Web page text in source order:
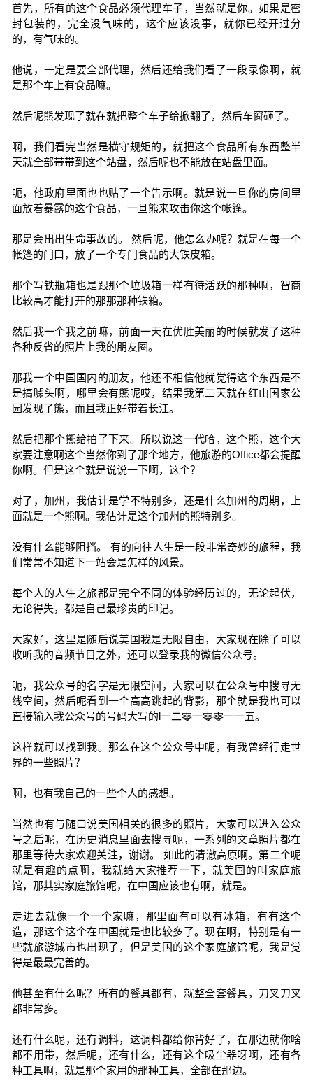
首先，所有的这个食品必须代理车子，当然就是你。如果是密
封包装的，完全没气味的，这个应该没事，就你已经开过分
的，有气味的。
他说，一定是要全部代理，然后还给我们看了一段录像啊，就
是那个车上有食品嘛。
然后呢熊发现了就在就把整个车子给掀翻了，然后车窗砸了。
啊，我们看完当然是横守规矩的，就把这个食品所有东西整半
天就全部带带到这个站盘，然后呢也不能放在站盘里面。
呃，他政府里面也也贴了一个告示啊。就是说一旦你的房间里
面放着暴露的这个食品，一旦熊来攻击你这个帐篷。
那是会出出生命事故的。 然后呢，他怎么办呢？就是在每一个
帐篷的门口，放了一个专门食品的大铁皮箱。
那个写铁瓶箱也是跟那个垃圾箱一样有待活跃的那种啊，智商
比较高才能打开的那那那种铁箱。
然后我一个我之前嘛，前面一天在优胜美丽的时候就发了这种
各种反省的照片上我的朋友圈。
那我一个中国国内的朋友，他还不相信他就觉得这个东西是不
是搞噱头啊，哪里会有熊呢哎，结果我第二天就在红山国家公
园发现了熊，而且我正好带着长江。
然后把那个熊给拍了下来。所以说这一代哈，这个熊，这个大
家要注意啊这个当然你到了那个地方，他旅游的Office都会提醒
你啊。但是这个就是说说一下啊，这个？
对了，加州，我估计是学不特别多，还是什么加州的周期，上
面就是一个熊啊。我估计是这个加州的熊特别多。
没有什么能够阻挡。 有的向往人生是一段非常奇妙的旅程，我
们常常不知道下一站会是怎样的风景。
每个人的人生之旅都是完全不同的体验经历过的，无论起伏，
无论得失，都是自己最珍贵的印记。
大家好，这里是随后说美国我是无限自由，大家现在除了可以
收听我的音频节目之外，还可以登录我的微信公众号。
呃，我公众号的名字是无限空间，大家可以在公众号中搜寻无
线空间，然后呢看到一个高高跳起的背影，那个就是我也可以
直接输入我公众号的号码大写的l一二零一零零一一五。
这样就可以找到我。那么在这个公众号中呢，有我曾经行走世
界的一些照片？
啊，也有我自己的一些个人的感想。
当然也有与随口说美国相关的很多的照片，大家可以进入公众
号之后呢，在历史消息里面去搜寻呃，一系列的文章照片都在
那里等待大家欢迎关注，谢谢。 如此的清澈高原啊。第二个呢
就是有趣的点啊，我就给大家推荐一下，就美国的叫家庭旅
馆，那其实家庭旅馆呢，在中国应该也有啊，就是。
走进去就像一个一个家嘛，那里面有可以有冰箱，有有这个
造，那这个这个在中国就是也比较多了。现在啊，特别是有一
些就旅游城市也出现了，但是美国的这个家庭旅馆呢，我是觉
得是最最完善的。
他甚至有什么呢？所有的餐具都有，就整全套餐具，刀叉刀叉
都非常多。
还有什么呢，还有调料，这调料都给你背好了，在那边就你啥
都不用带，然后呢，还有什么，还有这个吸尘器呀啊，还有各
种工具啊，就是那个家用的那种工具，全部在那边。